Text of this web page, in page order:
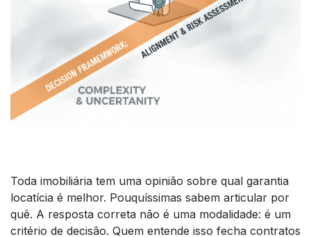
Toda imobiliária tem uma opinião sobre qual garantia
locatícia é melhor. Pouquíssimas sabem articular por
quê. A resposta correta não é uma modalidade: é um
critério de decisão. Quem entende isso fecha contratos